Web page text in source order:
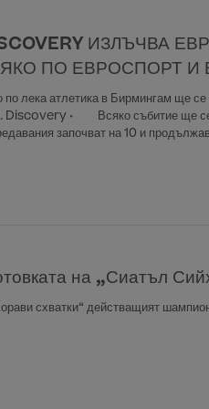
ИЗЛЪЧВА
ПО ЕВРОСПОРТ И
лека атлетика в Бирмингам ще се
• Всяко събитие ще се
започват на 10 и
на „Сиатъл
схватки“ действащият